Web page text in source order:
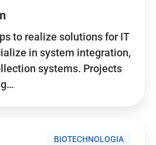
to realize solutions for IT
in system integration,
systems. Projects
BIOTECHNOLOGIA